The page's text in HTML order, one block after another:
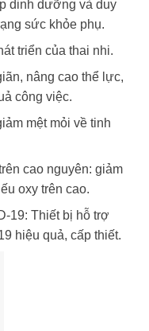
dinh dưỡng và duy
sức khỏe phụ.
triển của thai nhi.
nâng cao thể lực,
công việc.
mệt mỏi về tinh
cao nguyên: giảm
oxy trên cao.
19: Thiết bị hỗ trợ
hiệu quả, cấp thiết.